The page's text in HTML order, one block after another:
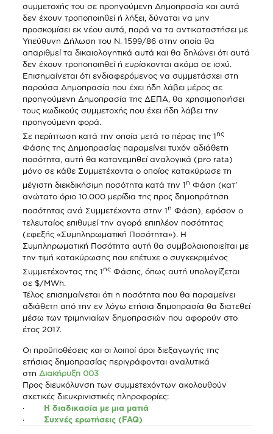
συμμετοχής του σε προηγούμενη Δημοπρασία και αυτά
δεν έχουν τροποποιηθεί ή λήξει, δύναται να μην
προσκομίσει εκ νέου αυτά, παρά να τα αντικαταστήσει με
Υπεύθυνη Δήλωση του Ν. 1599/86 στην οποία θα
απαριθμεί τα δικαιολογητικά αυτά και θα δηλώνει ότι αυτά
δεν έχουν τροποποιηθεί ή ευρίσκονται ακόμα σε ισχύ.
Επισημαίνεται ότι ενδιαφερόμενος να συμμετάσχει στη
παρούσα Δημοπρασία που έχει ήδη λάβει μέρος σε
προηγούμενη Δημοπρασία της ΔΕΠΑ, θα χρησιμοποιήσει
τους κωδικούς συμμετοχής που έχει ήδη λάβει την
προηγούμενη φορά.
Σε περίπτωση κατά την οποία μετά το πέρας της 1ης
Φάσης της Δημοπρασίας παραμείνει τυχόν αδιάθετη
ποσότητα, αυτή θα κατανεμηθεί αναλογικά (pro rata)
μόνο σε κάθε Συμμετέχοντα ο οποίος κατακύρωσε τη
μέγιστη διεκδικήσιμη ποσότητα κατά την 1η Φάση (κατ’
ανώτατο όριο 10.000 μερίδια της προς δημοπράτηση
ποσότητας ανά Συμμετέχοντα στην 1η Φάση), εφόσον ο
τελευταίος επιθυμεί την αγορά επιπλέον ποσότητας
(εφεξής «Συμπληρωματική Ποσότητα»). Η
Συμπληρωματική Ποσότητα αυτή θα συμβολαιοποιείται με
την τιμή κατακύρωσης που επέτυχε ο συγκεκριμένος
Συμμετέχοντας της 1ηςΦάσης, όπως αυτή υπολογίζεται
σε $/MWh.
Τέλος επισημαίνεται ότι η ποσότητα που θα παραμείνει
αδιάθετη από την εν λόγω ετήσια δημοπρασία θα διατεθεί
μέσω των τριμηνιαίων δημοπρασιών που αφορούν στο
έτος 2017.
Οι προϋποθέσεις και οι λοιποί όροι διεξαγωγής της
ετήσιας δημοπρασίας περιγράφονται αναλυτικά
στη Διακήρυξη 003
Προς διευκόλυνση των συμμετεχόντων ακολουθούν
σχετικές διευκρινιστικές πληροφορίες:
·
Η διαδικασία με μια ματιά
·
Συχνές ερωτήσεις (FAQ)